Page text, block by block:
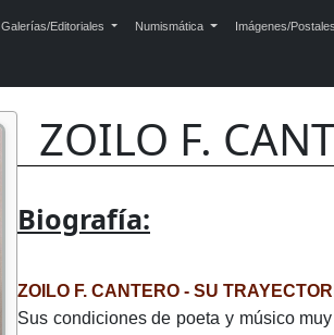
Galerías/Editoriales Numismática Imágenes/Postales
ZOILO F.
Biografía:
ZOILO F. CANTERO - SU
Sus condiciones de poeta y músico